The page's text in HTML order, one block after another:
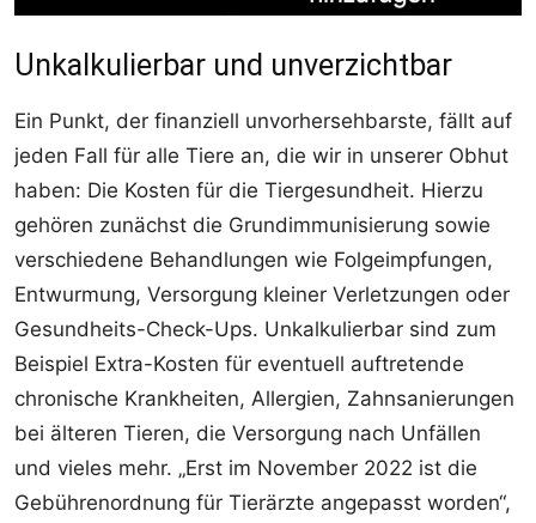
Unkalkulierbar und unverzichtbar
Ein Punkt, der finanziell unvorhersehbarste, fällt auf
jeden Fall für alle Tiere an, die wir in unserer Obhut
haben: Die Kosten für die Tiergesundheit. Hierzu
gehören zunächst die Grundimmunisierung sowie
verschiedene Behandlungen wie Folgeimpfungen,
Entwurmung, Versorgung kleiner Verletzungen oder
Gesundheits-Check-Ups. Unkalkulierbar sind zum
Beispiel Extra-Kosten für eventuell auftretende
chronische Krankheiten, Allergien, Zahnsanierungen
bei älteren Tieren, die Versorgung nach Unfällen
und vieles mehr. „Erst im November 2022 ist die
Gebührenordnung für Tierärzte angepasst worden“,